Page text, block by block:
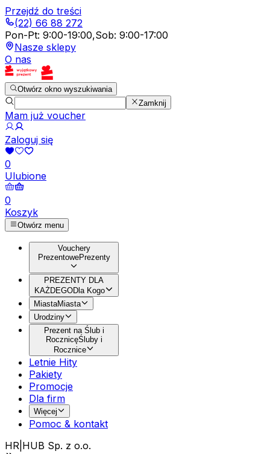
Przejdź do treści
(22) 66 88 272
Pon-Pt: 9:00-19:00,Sob: 9:00-17:00
Nasze sklepy
O nas
Otwórz okno wyszukiwania
Zamknij
Mam już voucher
Zaloguj się
0
Ulubione
0
Koszyk
Otwórz menu
Vouchery
PrezentowePrezenty
PREZENTY DLA
KAŻDEGODla Kogo
MiastaMiasta
Urodziny
Prezent na Ślub i
RocznicęŚluby i
Rocznice
Letnie Hity
Pakiety
Promocje
Dla firm
Więcej
Pomoc & kontakt
HR|HUB Sp. z o.o.